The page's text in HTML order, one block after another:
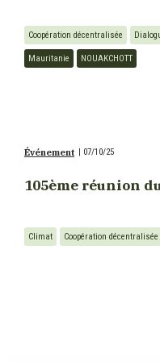
Coopération décentralisée
Mauritanie NOUAKCHOTT
Événement 07/10/25
105ème réunion
Climat Coopération décentralisée